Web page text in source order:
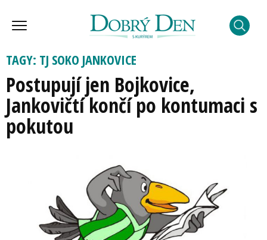
TAGY: TJ SOKO JANKOVICE
Postupují jen Bojkovice,
Jankovičtí končí po kontumaci s
pokutou